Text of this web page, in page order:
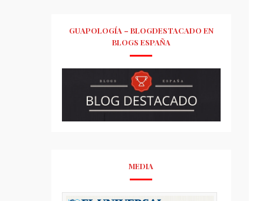
GUAPOLOGÍA – BLOGDESTACADO EN
BLOGS ESPAÑA
MEDIA